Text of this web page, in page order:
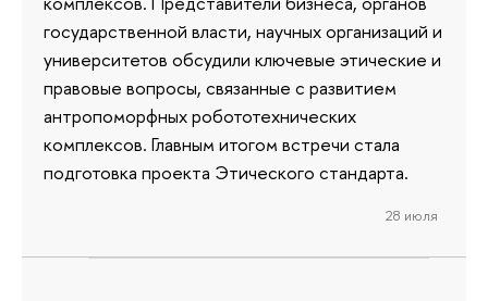
государственной власти, научных организаций и
университетов обсудили ключевые этические и
правовые вопросы, связанные с развитием
антропоморфных робототехнических
комплексов. Главным итогом встречи стала
подготовка проекта Этического стандарта.
28 июля